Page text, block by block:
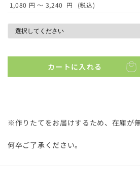
1,080 円 ～ 3,240 円 (税込)
カートに入れる
※作りたてをお届けするため、在庫が
何卒ご了承ください。